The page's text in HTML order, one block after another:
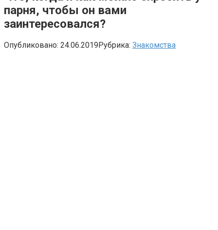
парня, чтобы он вами
заинтересовался?
Опубликовано: 24.06.2019Рубрика: Знакомства